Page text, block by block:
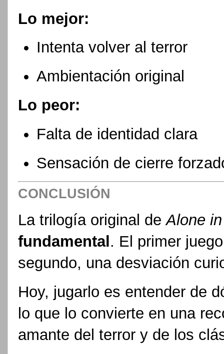
Lo mejor:
Intenta volver al terror
Ambientación original
Lo peor:
Falta de identidad clara
Sensación de cierre
CONCLUSIÓN
La trilogía original deAlone
fundamental . El primer
segundo, una desviación
Hoy, jugarlo es entender de
lo que lo convierte en una
amante del terror y de los